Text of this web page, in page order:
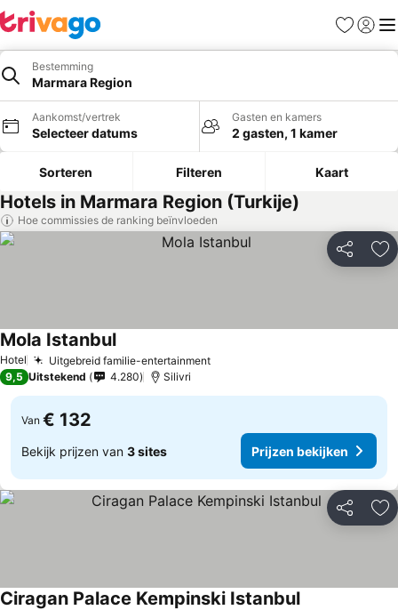
Favorieten
Bestemming
Marmara Region
Aankomst/vertrek
Selecteer datums
Gasten en kamers
2 gasten, 1 kamer
Sorteren Filteren Kaart
Hotels in Marmara Region (Turkije)
Hoe commissies de ranking beïnvloeden
Delen
Hotel Uitgebreid familie-entertainment
Mola Istanbul
9,5 Uitstekend 4.280 Silivri
Van € 132
Bekijk prijzen van 3 sites Prijzen bekijken
Delen
Ciragan Palace Kempinski Istanbul